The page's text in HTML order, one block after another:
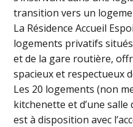
transition vers un
La Résidence Accueil
logements privatifs
et de la gare routière,
spacieux et respectueux
Les 20 logements (non
kitchenette et d’une salle
est à disposition avec